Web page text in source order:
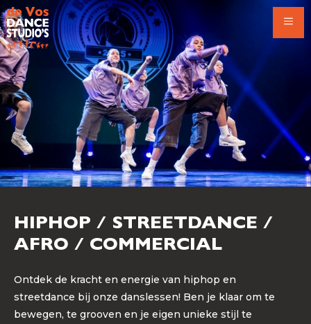
Ga
naar
de
inhoud
HIPHOP / STREETDANCE /
AFRO / COMMERCIAL
Ontdek de kracht en energie van hiphop en
streetdance bij onze danslessen! Ben je klaar om te
bewegen, te grooven en je eigen unieke stijl te